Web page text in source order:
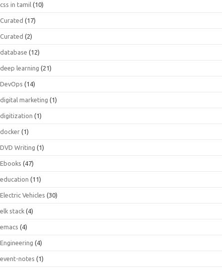
css in tamil (10)
Curated (17)
Curated (2)
database (12)
deep learning (21)
DevOps (14)
digital marketing (1)
digitization (1)
docker (1)
DVD Writing (1)
Ebooks (47)
education (11)
Electric Vehicles (30)
elk stack (4)
emacs (4)
Engineering (4)
event-notes (1)